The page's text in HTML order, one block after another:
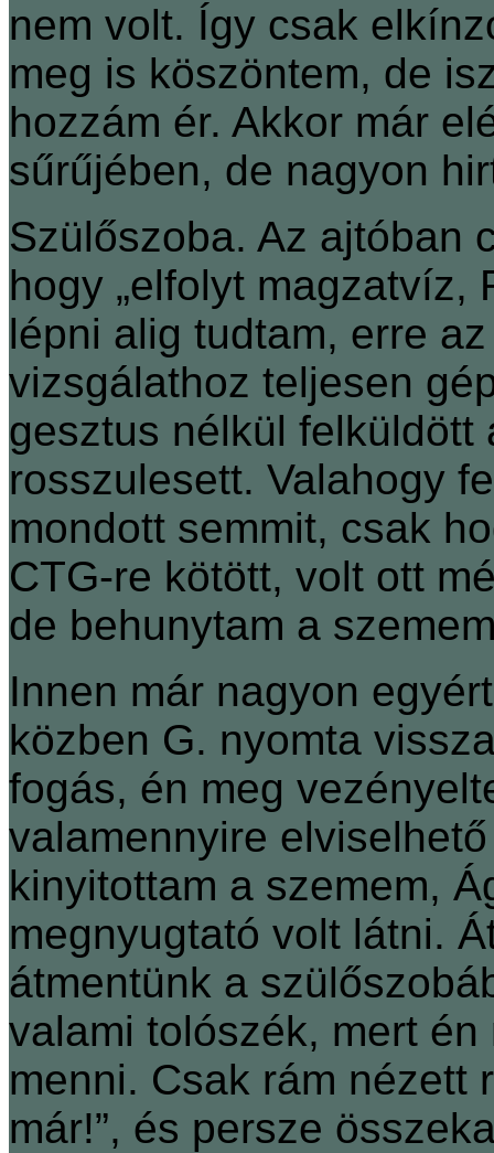
nem volt. Így csak
meg is köszöntem, de
hozzám ér. Akkor már
sűrűjében, de nagyon
Szülőszoba. Az ajtóban
hogy „elfolyt magzatvíz,
lépni alig tudtam, erre
vizsgálathoz teljesen
gesztus nélkül
rosszulesett. Valahogy
mondott semmit, csak
CTG-re kötött, volt ott
de behunytam a
Innen már nagyon
közben G. nyomta
fogás, én meg
valamennyire
kinyitottam a szemem,
megnyugtató volt látni.
átmentünk a
valami tolószék, mert
menni. Csak rám nézett
már!”, és persze